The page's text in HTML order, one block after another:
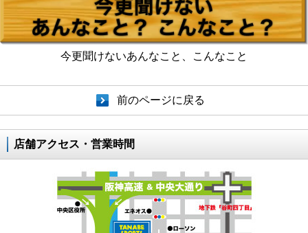
今更聞けないあんなこと、こんなこと
前のページに戻る
店舗アクセス・営業時間